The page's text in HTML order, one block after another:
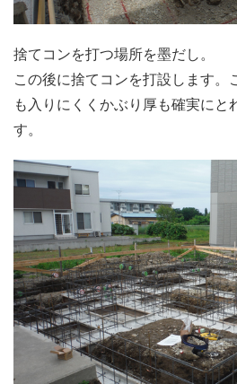
捨てコンを打つ場所を墨だし。
この後に捨てコンを打設します。
も入りにくくかぶり厚も確実にと
す。